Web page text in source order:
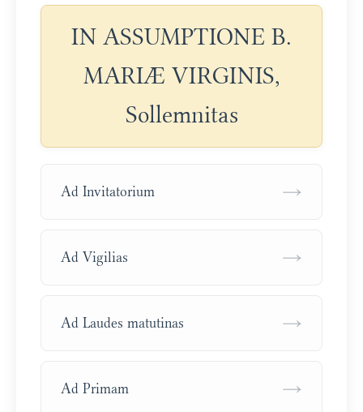
IN ASSUMPTIONE B.
MARIÆ VIRGINIS,
Sollemnitas
Ad Invitatorium →
Ad Vigilias →
Ad Laudes matutinas →
Ad Primam →